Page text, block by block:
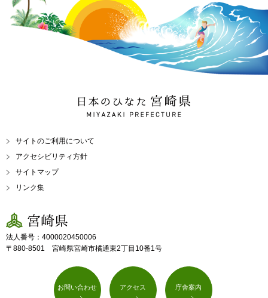
日本のひなた 宮崎県
MIYAZAKI PREFECTURE
サイトのご利用について
アクセシビリティ方針
サイトマップ
リンク集
宮崎県
法人番号：4000020450006
〒880-8501 宮崎県宮崎市橘通東2丁目10番1号
お問い合わせ アクセス 庁舎案内